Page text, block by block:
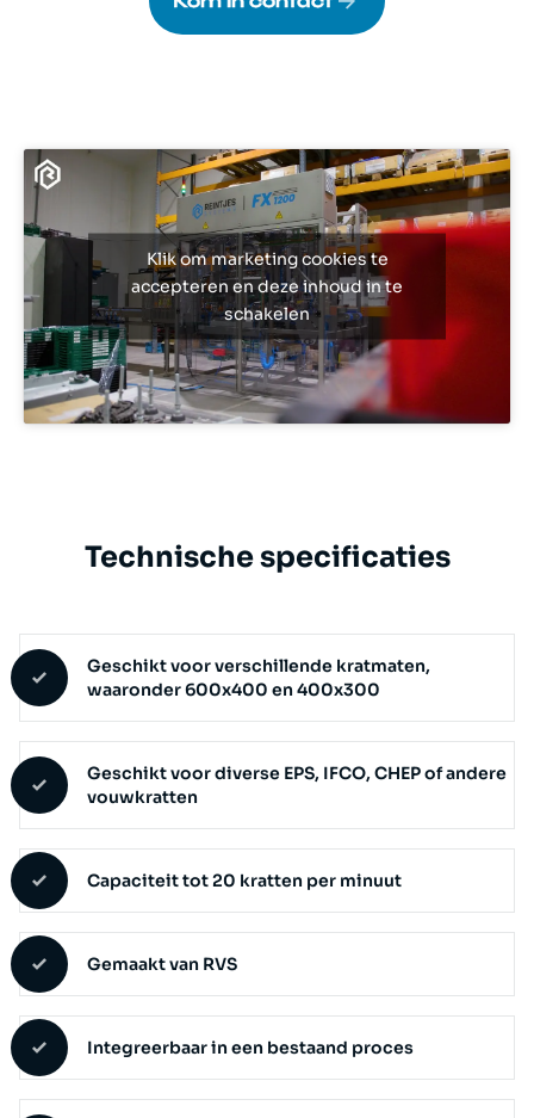
Klik om marketing cookies te
accepteren en deze inhoud in te
schakelen
Technische specificaties
Geschikt voor verschillende kratmaten,
waaronder 600x400 en 400x300
Geschikt voor diverse EPS, IFCO, CHEP of andere
vouwkratten
Capaciteit tot 20 kratten per minuut
Gemaakt van RVS
Integreerbaar in een bestaand proces